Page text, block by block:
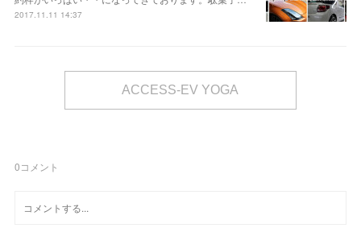
2017.11.11 14:37
ACCESS-EV YOGA
0コメント